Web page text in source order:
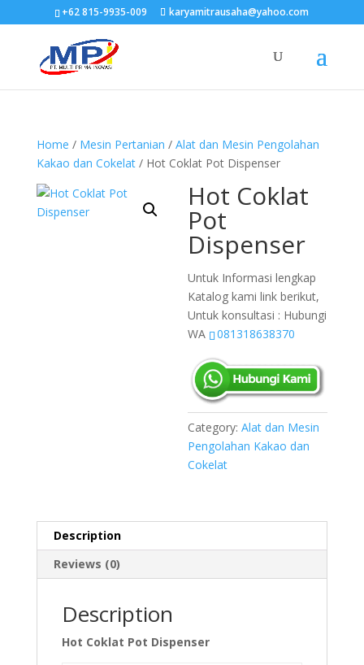
+62 815-9935-009 karyamitrausaha@yahoo.com
Home / Mesin Pertanian / Alat dan Mesin Pengolahan
Kakao dan Cokelat/ Hot Coklat Pot Dispenser
Hot Coklat
Pot
Dispenser
Untuk Informasi lengkap
Katalog kami link berikut,
Untuk konsultasi : Hubungi
WA
081318638370
Category:Alat dan Mesin
Pengolahan Kakao dan
Cokelat
Description
Reviews (0)
Description
Hot Coklat Pot Dispenser